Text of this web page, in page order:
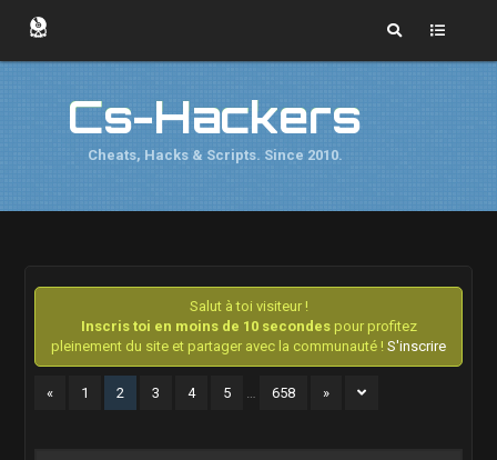
Cs-Hackers
Cheats, Hacks & Scripts. Since 2010.
Salut à toi visiteur !
Inscris toi en moins de 10 secondespour profitez
pleinement du site et partager avec la communauté ! S'inscrire
« 1 2 3 4 5 … 658 »